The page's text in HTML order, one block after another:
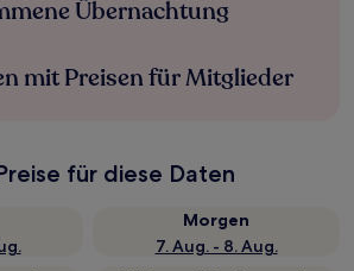
Übernachtung
mit Preisen für Mitglieder
für diese Daten
Morgen
7. Aug. - 8. Aug.